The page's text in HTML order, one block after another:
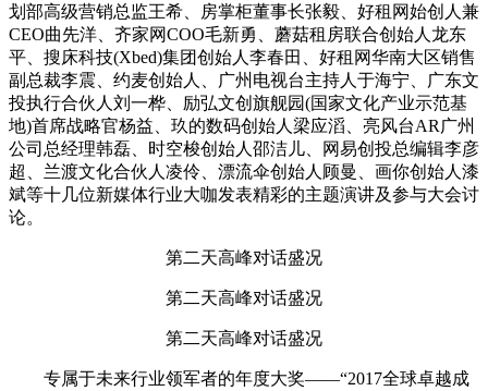
划部高级营销总监王希、房掌柜董事长张毅、好租网始创人兼
CEO曲先洋、齐家网COO毛新勇、蘑菇租房联合创始人龙东
平、搜床科技(Xbed)集团创始人李春田、好租网华南大区销售
副总裁李震、约麦创始人、广州电视台主持人于海宁、广东文
投执行合伙人刘一桦、励弘文创旗舰园(国家文化产业示范基
地)首席战略官杨益、玖的数码创始人梁应滔、亮风台AR广州
公司总经理韩磊、时空梭创始人邵洁儿、网易创投总编辑李彦
超、兰渡文化合伙人凌伶、漂流伞创始人顾曼、画你创始人漆
斌等十几位新媒体行业大咖发表精彩的主题演讲及参与大会讨
论。
第二天高峰对话盛况
第二天高峰对话盛况
第二天高峰对话盛况
专属于未来行业领军者的年度大奖——“2017全球卓越成